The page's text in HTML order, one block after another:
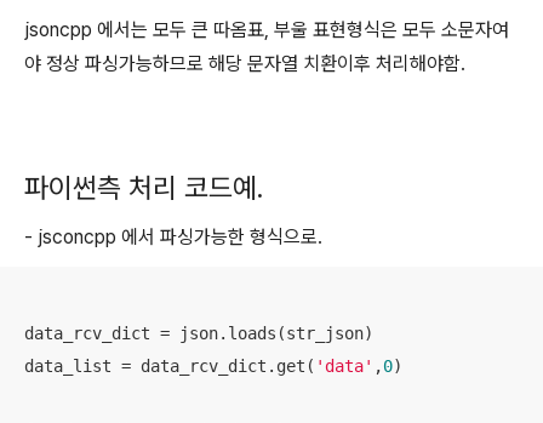
jsoncpp 에서는 모두 큰 따옴표, 부울 표현형식은 모두 소문자여
야 정상 파싱가능하므로 해당 문자열 치환이후 처리해야함.
파이썬측 처리 코드예.
- jsconcpp 에서 파싱가능한 형식으로.
data_rcv_dict = json.loads(str_json)
data_list = data_rcv_dict.get( 'data' ,0)